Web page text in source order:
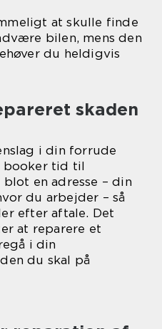
at skulle finde
bilen, mens den
du heldigvis
skaden
i din forrude
booker tid til
en adresse – din
du arbejder – så
efter aftale. Det
at reparere et
i din
du skal på